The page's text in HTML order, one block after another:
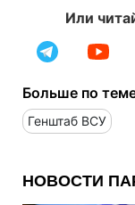
Или
Больше по
Генштаб ВСУ